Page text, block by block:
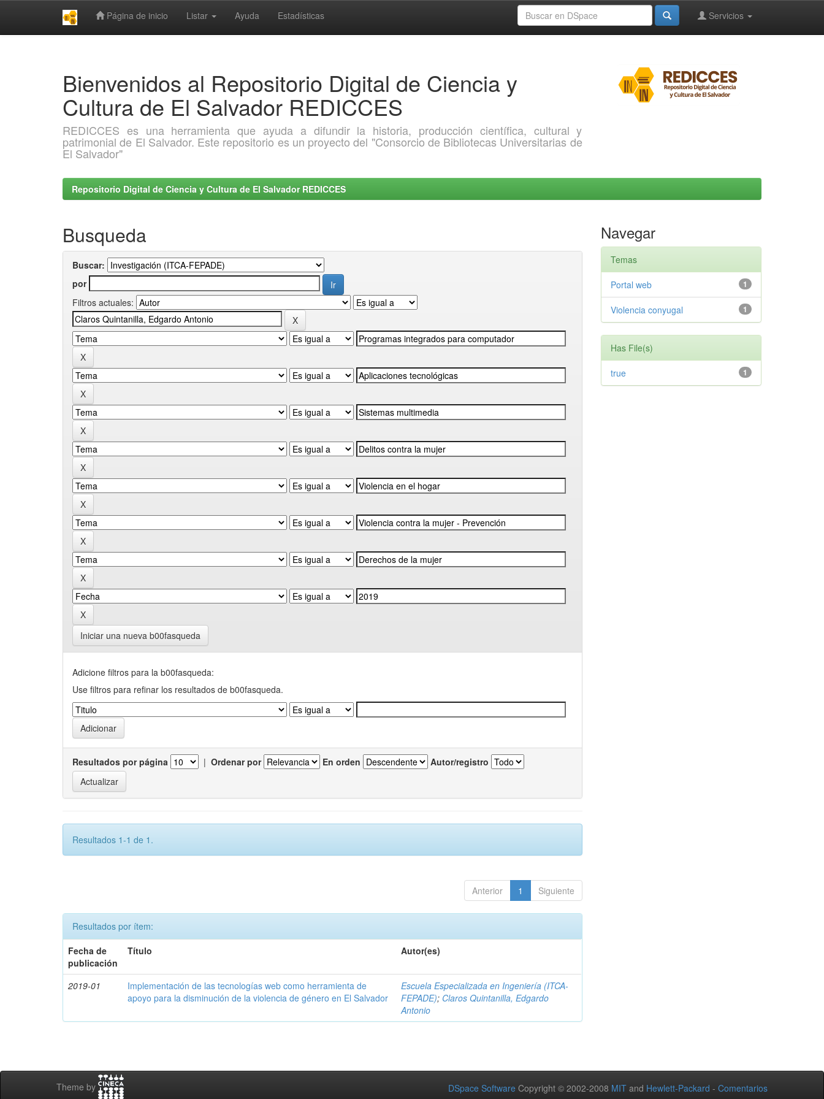
Página de inicio Listar Ayuda Estadísticas Servicios
Bienvenidos al Repositorio Digital de Ciencia y
Cultura de El Salvador REDICCES
REDICCES es una herramienta que ayuda a difundir la historia, producción científica, cultural y
patrimonial de El Salvador. Este repositorio es un proyecto del "Consorcio de Bibliotecas Universitarias de
El Salvador"
Repositorio Digital de Ciencia y Cultura de El Salvador REDICCES
Busqueda
Buscar:
por
Filtros actuales:
Iniciar una nueva b00fasqueda
Adicione filtros para la b00fasqueda:
Use filtros para refinar los resultados de b00fasqueda.
Resultados por página | Ordenar por En orden Autor/registro
Resultados 1-1 de 1.
Anterior 1 Siguiente
Resultados por ítem:
Fecha de
publicación
Título Autor(es)
2019-01
Implementación de las tecnologías web como herramienta de
apoyo para la disminución de la violencia de género en El Salvador
Escuela Especializada en Ingeniería (ITCA-
FEPADE); Claros Quintanilla, Edgardo
Antonio
Navegar
Temas
1
Portal web
1
Violencia conyugal
Has File(s)
1
true
Theme by DSpace Software Copyright © 2002-2008 MIT and Hewlett-Packard - Comentarios